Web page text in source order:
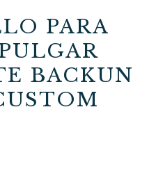
PARA
BACKUN